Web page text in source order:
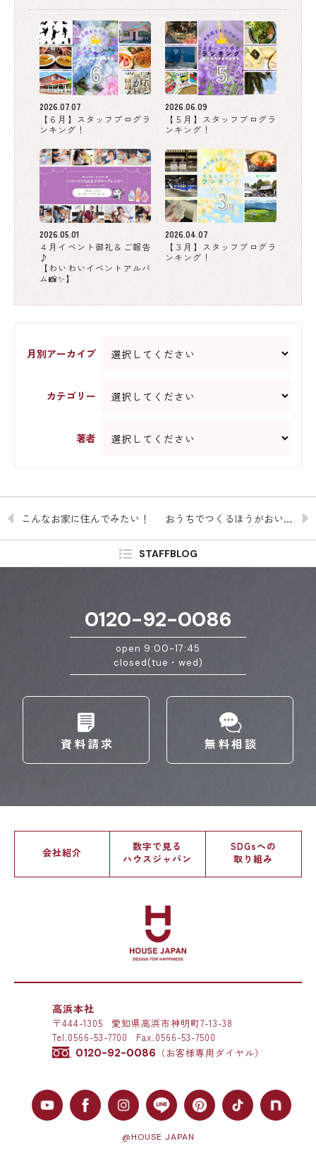
2026.07.07
【６月】スタッフブログラ
ンキング！
2026.06.09
【５月】スタッフブログラ
ンキング！
2026.05.01
４月イベント御礼＆ご報告
♪
【わいわいイベントアルバ
ム📸✨】
2026.04.07
【３月】スタッフブログラ
ンキング！
月別アーカイブ
カテゴリー
著者
こんなお家に住んでみたい！ おうちでつくるほうがおいしい説
STAFFBLOG
0120-92-0086
open 9:00~17:45
closed(tue・wed)
資料請求 無料相談
会社紹介
数字で見る
ハウスジャパン
SDGsへの
取り組み
高浜本社
〒444-1305
愛知県高浜市神明町7-13-38
Tel.0566-53-7700 Fax.0566-53-7500
0120-92-0086 （お客様専用ダイヤル）
@HOUSE JAPAN